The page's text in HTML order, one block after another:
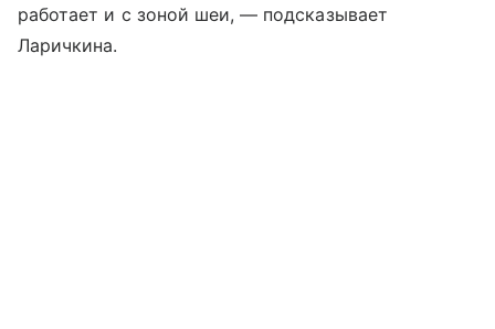
работает и с зоной шеи, — подсказывает
Ларичкина.